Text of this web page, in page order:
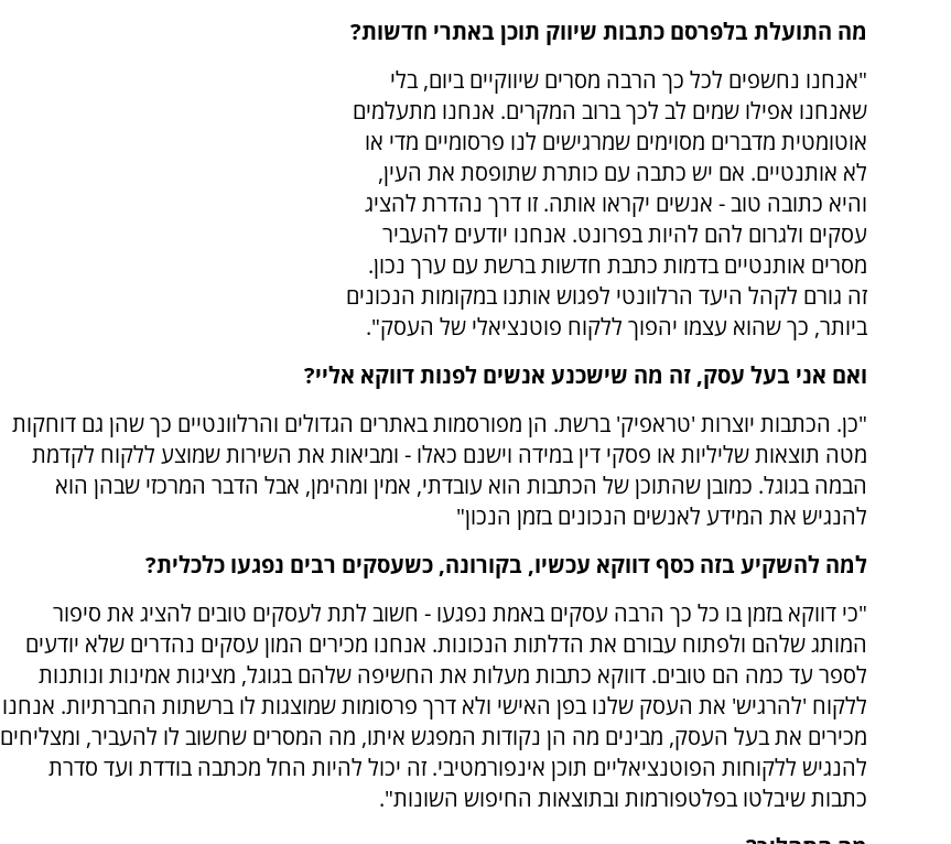
מה התועלת בלפרסם כתבות שיווק תוכן באתרי חדשות?
"אנחנו נחשפים לכל כך הרבה מסרים שיווקיים ביום, בלי
שאנחנו אפילו שמים לב לכך ברוב המקרים. אנחנו מתעלמים
אוטומטית מדברים מסוימים שמרגישים לנו פרסומיים מדי או
לא אותנטיים. אם יש כתבה עם כותרת שתופסת את העין,
והיא כתובה טוב - אנשים יקראו אותה. זו דרך נהדרת להציג
עסקים ולגרום להם להיות בפרונט. אנחנו יודעים להעביר
מסרים אותנטיים בדמות כתבת חדשות ברשת עם ערך נכון.
זה גורם לקהל היעד הרלוונטי לפגוש אותנו במקומות הנכונים
ביותר, כך שהוא עצמו יהפוך ללקוח פוטנציאלי של העסק".
ואם אני בעל עסק, זה מה שישכנע אנשים לפנות דווקא אליי?
"כן. הכתבות יוצרות 'טראפיק' ברשת. הן מפורסמות באתרים הגדולים והרלוונטיים כך שהן גם דוחקות
מטה תוצאות שליליות או פסקי דין במידה וישנם כאלו - ומביאות את השירות שמוצע ללקוח לקדמת
הבמה בגוגל. כמובן שהתוכן של הכתבות הוא עובדתי, אמין ומהימן, אבל הדבר המרכזי שבהן הוא
להנגיש את המידע לאנשים הנכונים בזמן הנכון"
למה להשקיע בזה כסף דווקא עכשיו, בקורונה, כשעסקים רבים נפגעו כלכלית?
"כי דווקא בזמן בו כל כך הרבה עסקים באמת נפגעו - חשוב לתת לעסקים טובים להציג את סיפור
המותג שלהם ולפתוח עבורם את הדלתות הנכונות. אנחנו מכירים המון עסקים נהדרים שלא יודעים
לספר עד כמה הם טובים. דווקא כתבות מעלות את החשיפה שלהם בגוגל, מציגות אמינות ונותנות
ללקוח 'להרגיש' את העסק שלנו בפן האישי ולא דרך פרסומות שמוצגות לו ברשתות החברתיות. אנחנו
מכירים את בעל העסק, מבינים מה הן נקודות המפגש איתו, מה המסרים שחשוב לו להעביר, ומצליחים
להנגיש ללקוחות הפוטנציאליים תוכן אינפורמטיבי. זה יכול להיות החל מכתבה בודדת ועד סדרת
כתבות שיבלטו בפלטפורמות ובתוצאות החיפוש השונות".